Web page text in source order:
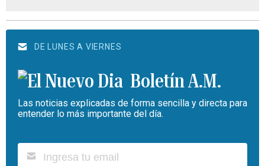
DE LUNES A VIERNES
Boletín A.M.
Las noticias explicadas de forma sencilla y directa para
entender lo más importante del día.